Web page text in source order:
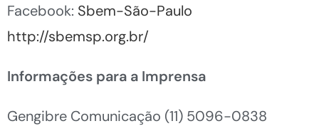
Facebook: Sbem-São-Paulo
http://sbemsp.org.br/
Informações para a Imprensa
Gengibre Comunicação (11) 5096-0838